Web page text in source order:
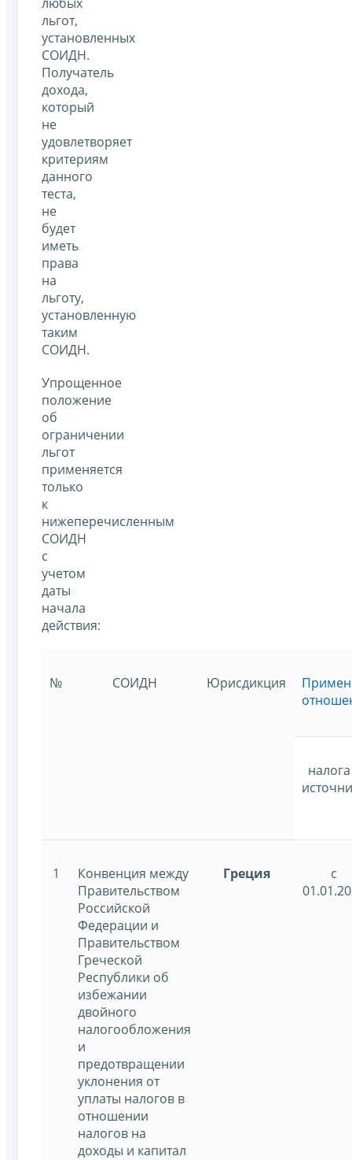
льгот,
установленных
СОИДН.
Получатель
дохода,
который
не
удовлетворяет
критериям
данного
теста,
не
будет
иметь
права
на
льготу,
установленную
таким
СОИДН.
Упрощенное
положение
об
ограничении
льгот
применяется
только
к
нижеперечисленным
СОИДН
с
учетом
даты
начала
действия:
№ СОИДН Юрисдикция
1
Конвенция между
Правительством
Российской
Федерации и
Правительством
Греческой
Республики об
избежании
двойного
налогообложения
и
предотвращении
уклонения от
уплаты налогов в
отношении
налогов на
доходы и капитал
Греция
с